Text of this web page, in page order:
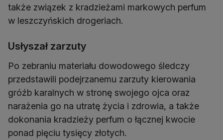
także związek z kradzieżami markowych perfum
w leszczyńskich drogeriach.
Usłyszał zarzuty
Po zebraniu materiału dowodowego śledczy
przedstawili podejrzanemu zarzuty kierowania
gróźb karalnych w stronę swojego ojca oraz
narażenia go na utratę życia i zdrowia, a także
dokonania kradzieży perfum o łącznej kwocie
ponad pięciu tysięcy złotych.